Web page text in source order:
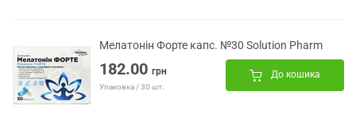
Мелатонін Форте капс. №30 Solution Pharm
182.00 грн
Упаковка / 30 шт.
До кошика